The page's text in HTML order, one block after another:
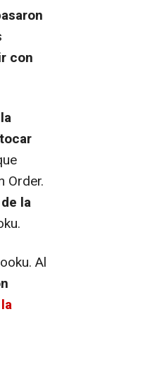
con
tocar
Order.
la
Al